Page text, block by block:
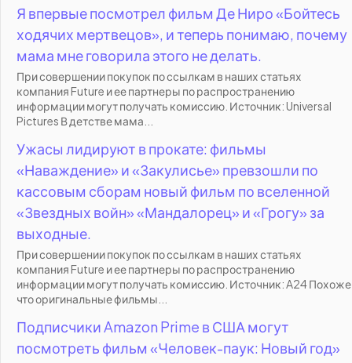
Я впервые посмотрел фильм Де Ниро «Бойтесь
ходячих мертвецов», и теперь понимаю, почему
мама мне говорила этого не делать.
При совершении покупок по ссылкам в наших статьях
компания Future и ее партнеры по распространению
информации могут получать комиссию. Источник: Universal
Pictures В детстве мама...
Ужасы лидируют в прокате: фильмы
«Наваждение» и «Закулисье» превзошли по
кассовым сборам новый фильм по вселенной
«Звездных войн» «Мандалорец» и «Грогу» за
выходные.
При совершении покупок по ссылкам в наших статьях
компания Future и ее партнеры по распространению
информации могут получать комиссию. Источник: A24
что оригинальные фильмы...
Подписчики Amazon Prime в США могут
посмотреть фильм «Человек-паук: Новый год»